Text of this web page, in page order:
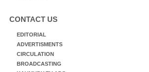
CONTACT US
EDITORIAL
ADVERTISMENTS
CIRCULATION
BROADCASTING